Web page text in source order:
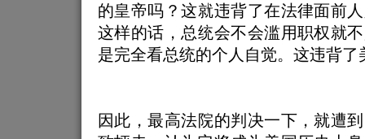
的皇帝吗？这就违背了在法律面前
这样的话，总统会不会滥用职权就
是完全看总统的个人自觉。这违背了
因此，最高法院的判决一下，就遭